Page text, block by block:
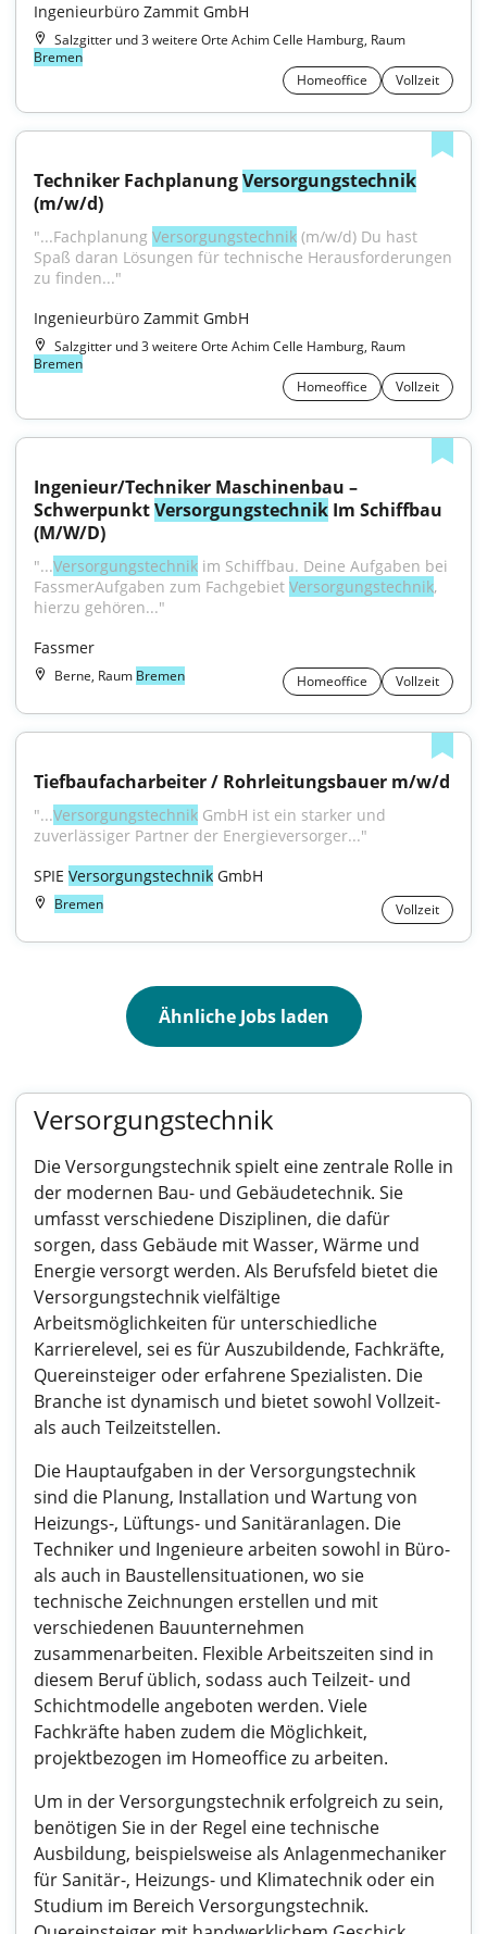
Ingenieurbüro Zammit GmbH
Salzgitter und 3 weitere Orte Achim Celle Hamburg, Raum
Bremen
Homeoffice
Vollzeit
Techniker Fachplanung Versorgungstechnik
(m/w/d)
"...Fachplanung Versorgungstechnik (m/w/d) Du hast
Spaß daran Lösungen für technische Herausforderungen
zu finden..."
Ingenieurbüro Zammit GmbH
Salzgitter und 3 weitere Orte Achim Celle Hamburg, Raum
Bremen
Homeoffice
Vollzeit
Ingenieur/Techniker Maschinenbau –
Schwerpunkt Versorgungstechnik Im Schiffbau
(M/W/D)
"...Versorgungstechnik im Schiffbau. Deine Aufgaben bei
FassmerAufgaben zum Fachgebiet Versorgungstechnik,
hierzu gehören..."
Fassmer
Berne, Raum Bremen Homeoffice Vollzeit
Tiefbaufacharbeiter / Rohrleitungsbauer m/w/d
"...Versorgungstechnik GmbH ist ein starker und
zuverlässiger Partner der Energieversorger..."
SPIE Versorgungstechnik GmbH
Bremen Vollzeit
Ähnliche Jobs laden
Versorgungstechnik
Die Versorgungstechnik spielt eine zentrale Rolle in
der modernen Bau- und Gebäudetechnik. Sie
umfasst verschiedene Disziplinen, die dafür
sorgen, dass Gebäude mit Wasser, Wärme und
Energie versorgt werden. Als Berufsfeld bietet die
Versorgungstechnik vielfältige
Arbeitsmöglichkeiten für unterschiedliche
Karrierelevel, sei es für Auszubildende, Fachkräfte,
Quereinsteiger oder erfahrene Spezialisten. Die
Branche ist dynamisch und bietet sowohl Vollzeit-
als auch Teilzeitstellen.
Die Hauptaufgaben in der Versorgungstechnik
sind die Planung, Installation und Wartung von
Heizungs-, Lüftungs- und Sanitäranlagen. Die
Techniker und Ingenieure arbeiten sowohl in Büro-
als auch in Baustellensituationen, wo sie
technische Zeichnungen erstellen und mit
verschiedenen Bauunternehmen
zusammenarbeiten. Flexible Arbeitszeiten sind in
diesem Beruf üblich, sodass auch Teilzeit- und
Schichtmodelle angeboten werden. Viele
Fachkräfte haben zudem die Möglichkeit,
projektbezogen im Homeoffice zu arbeiten.
Um in der Versorgungstechnik erfolgreich zu sein,
benötigen Sie in der Regel eine technische
Ausbildung, beispielsweise als Anlagenmechaniker
für Sanitär-, Heizungs- und Klimatechnik oder ein
Studium im Bereich Versorgungstechnik.